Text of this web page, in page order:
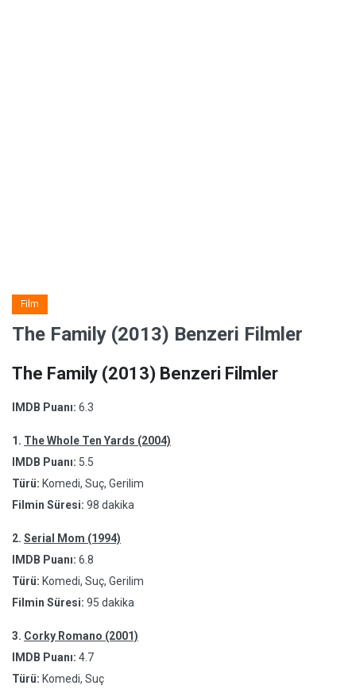
Film
The Family (2013) Benzeri Filmler
The Family (2013) Benzeri Filmler
IMDB Puanı: 6.3
1. The Whole Ten Yards (2004)
IMDB Puanı: 5.5
Türü: Komedi, Suç, Gerilim
Filmin Süresi: 98 dakika
2. Serial Mom (1994)
IMDB Puanı: 6.8
Türü: Komedi, Suç, Gerilim
Filmin Süresi: 95 dakika
3. Corky Romano (2001)
IMDB Puanı: 4.7
Türü: Komedi, Suç